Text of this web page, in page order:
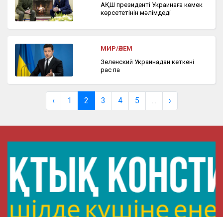
АҚШ президенті Украинаға көмек
көрсететінін мәлімдеді
МИР/ӘЛЕМ
Зеленский Украинадан кеткені
рас па
‹ 1 2 3 4 5 ... ›